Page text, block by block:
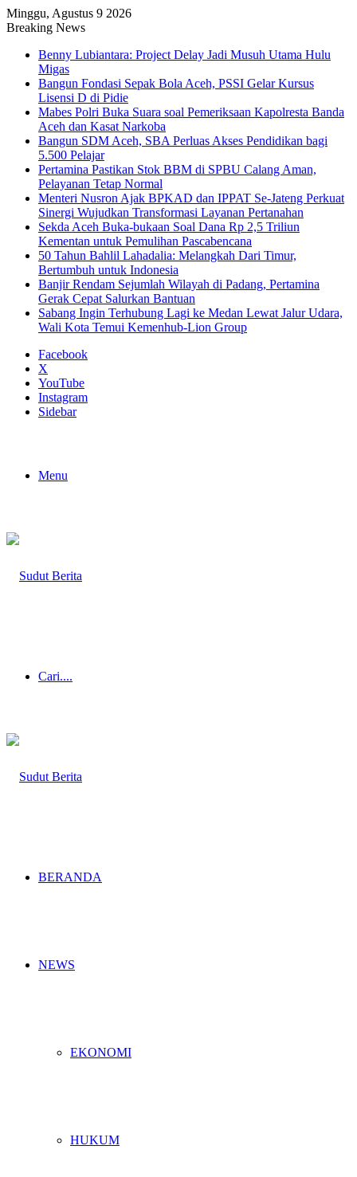
Minggu, Agustus 9 2026
Breaking News
Benny Lubiantara: Project Delay Jadi Musuh Utama Hulu
Migas
Bangun Fondasi Sepak Bola Aceh, PSSI Gelar Kursus
Lisensi D di Pidie
Mabes Polri Buka Suara soal Pemeriksaan Kapolresta Banda
Aceh dan Kasat Narkoba
Bangun SDM Aceh, SBA Perluas Akses Pendidikan bagi
5.500 Pelajar
Pertamina Pastikan Stok BBM di SPBU Calang Aman,
Pelayanan Tetap Normal
Menteri Nusron Ajak BPKAD dan IPPAT Se-Jateng Perkuat
Sinergi Wujudkan Transformasi Layanan Pertanahan
Sekda Aceh Buka-bukaan Soal Dana Rp 2,5 Triliun
Kementan untuk Pemulihan Pascabencana
50 Tahun Bahlil Lahadalia: Melangkah Dari Timur,
Bertumbuh untuk Indonesia
Banjir Rendam Sejumlah Wilayah di Padang, Pertamina
Gerak Cepat Salurkan Bantuan
Sabang Ingin Terhubung Lagi ke Medan Lewat Jalur Udara,
Wali Kota Temui Kemenhub-Lion Group
Facebook
X
YouTube
Instagram
Sidebar
Menu
Cari....
BERANDA
NEWS
EKONOMI
HUKUM